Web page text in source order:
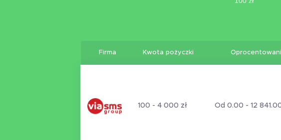
Firma Kwota pożyczki
100 - 4 000 zł Od 0.00 - 12